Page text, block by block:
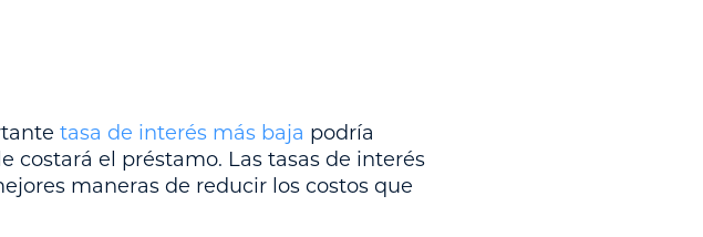
tasa de interés más baja podría
costará el préstamo. Las tasas de interés
maneras de reducir los costos que